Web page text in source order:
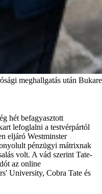
meghallgatás után
hét befagyasztott
lefoglalni a testvérpártól
eljáró Westminster
pénzügyi mátrixnak
volt. A vád szerint Tate-
az online
University, Cobra Tate és